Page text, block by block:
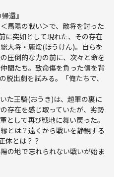
還』
馬陽の戦い＞で、敵将を討った
に突如として現れた、その存在
大将・龐煖(ほうけん)。自らを
圧倒的な力の前に、次々と命を
間たち。致命傷を負った信を背
脱出劇を試みる。「俺たちで、
た王騎(おうき)は、趙軍の裏に
存在を感じ取っていたが、劣勢
として再び戦地に舞い戻った。
とは？遠くから戦いを静観する
体とは？？
の地で忘れられない戦いが始ま